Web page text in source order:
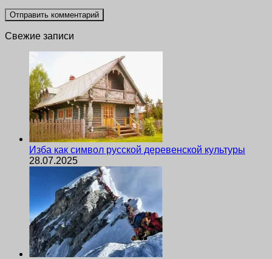
Свежие записи
Изба как символ русской деревенской культуры
28.07.2025